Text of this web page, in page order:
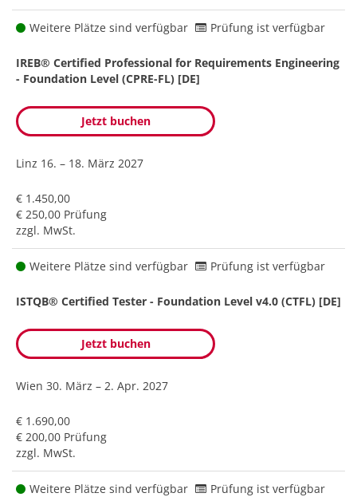
Weitere Plätze sind verfügbar Prüfung ist verfügbar
IREB® Certified Professional for Requirements Engineering
- Foundation Level (CPRE-FL) [DE]
Jetzt buchen
Linz 16. – 18. März 2027
€ 1.450,00
€ 250,00 Prüfung
zzgl. MwSt.
Weitere Plätze sind verfügbar Prüfung ist verfügbar
ISTQB® Certified Tester - Foundation Level v4.0 (CTFL) [DE]
Jetzt buchen
Wien 30. März – 2. Apr. 2027
€ 1.690,00
€ 200,00 Prüfung
zzgl. MwSt.
Weitere Plätze sind verfügbar Prüfung ist verfügbar